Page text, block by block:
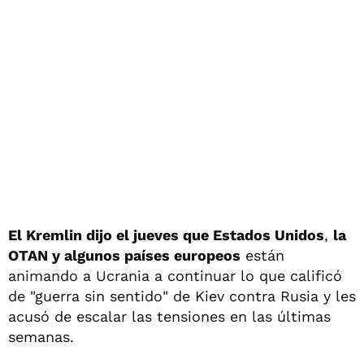
El Kremlin dijo el jueves que Estados Unidos, la
OTAN y algunos países europeos están
animando a Ucrania a continuar lo que calificó
de "guerra sin sentido" de Kiev contra Rusia y les
acusó de escalar las tensiones en las últimas
semanas.